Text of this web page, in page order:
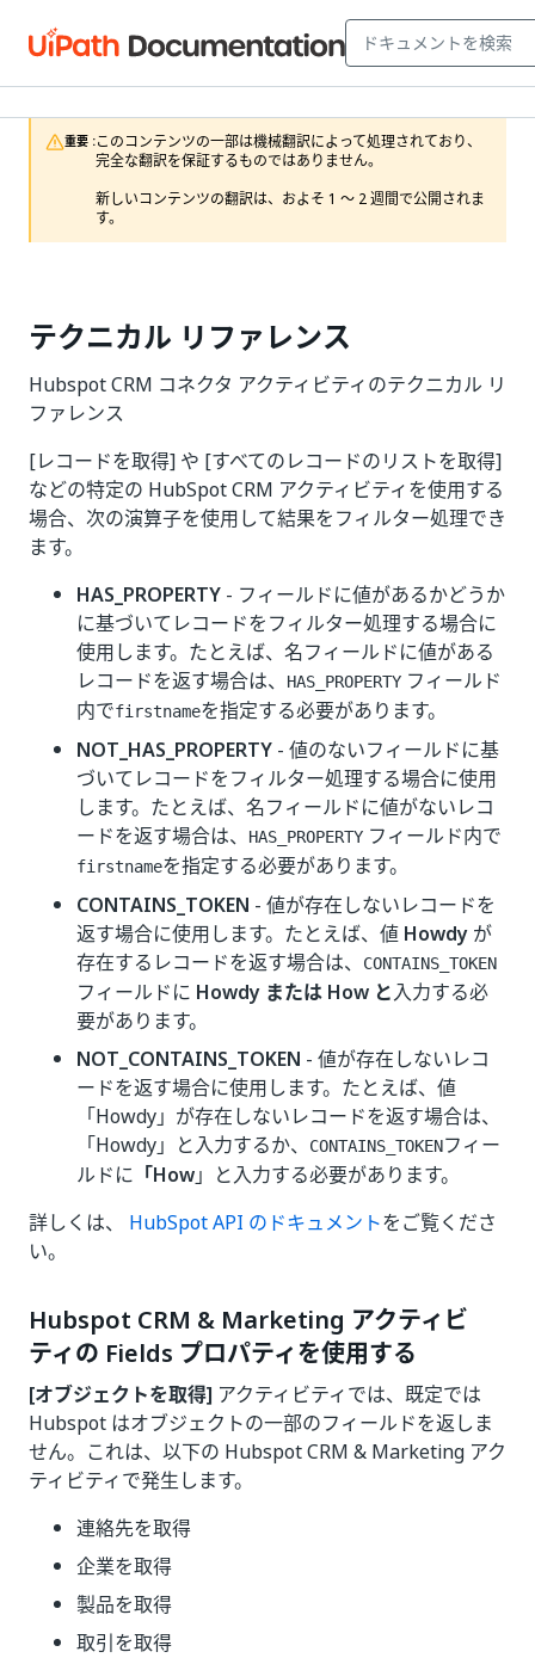
重要 :このコンテンツの一部は機械翻訳によって処理されており、
完全な翻訳を保証するものではありません。
新しいコンテンツの翻訳は、およそ 1 ～ 2 週間で公開されま
す。
テクニカル リファレンス
Hubspot CRM コネクタ アクティビティのテクニカル リ
ファレンス
[レコードを取得] や [すべてのレコードのリストを取得]
などの特定の HubSpot CRM アクティビティを使用する
場合、次の演算子を使用して結果をフィルター処理でき
ます。
HAS_PROPERTY - フィールドに値があるかどうか
に基づいてレコードをフィルター処理する場合に
使用します。たとえば、名フィールドに値がある
レコードを返す場合は、
HAS_PROPERTY フィールド
内でfirstnameを指定する必要があります。
NOT_HAS_PROPERTY - 値のないフィールドに基
づいてレコードをフィルター処理する場合に使用
します。たとえば、名フィールドに値がないレコ
ードを返す場合は、
HAS_PROPERTY フィールド内で
firstnameを指定する必要があります。
CONTAINS_TOKEN - 値が存在しないレコードを
返す場合に使用します。たとえば、値 Howdy が
存在するレコードを返す場合は、
CONTAINS_TOKEN
フィールドに Howdy または How と入力する必
要があります。
NOT_CONTAINS_TOKEN - 値が存在しないレコ
ードを返す場合に使用します。たとえば、値
「Howdy」が存在しないレコードを返す場合は、
「Howdy」と入力するか、
CONTAINS_TOKENフィー
ルドに 「How」と入力する必要があります。
詳しくは、 HubSpot API のドキュメントをご覧くださ
い。
Hubspot CRM & Marketing アクティビ
ティの Fields プロパティを使用する
[オブジェクトを取得] アクティビティでは、既定では
Hubspot はオブジェクトの一部のフィールドを返しま
せん。これは、以下の Hubspot CRM & Marketing アク
ティビティで発生します。
連絡先を取得
企業を取得
製品を取得
取引を取得